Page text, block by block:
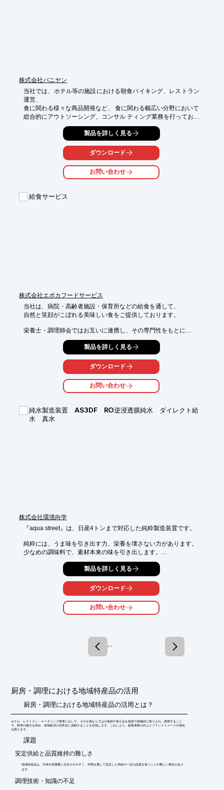
株式会社バニヤン
当社では、ホテル等の施設における朝食バイキング、レストラン
運営、
食に関わる様々な商品開発など、 食に関わる幅広い分野において
総合的にアウトソーシング、コンサル ティング業務を行っており
他と差別化した消費者満足度の高い魅力あるサービス提供を目指
しております。
ご要望の際はお気軽にお問い合わせください。
■「パン」「サラダ」「スープ」の3品で、他ホテルの朝食と差別
■食材、鮮度、彩り、調理方法に徹底的にこだわり、「また食べ
製品を詳しく見る
ダウンロード
お問い合わせ
給食サービス
株式会社エポカフードサービス
当社は、病院・高齢者施設・保育所などの給食を通して、
自然と笑顔がこぼれる美味しい食をご提供しております。
栄養士・調理師会ではお互いに連携し、その専門性をもとに
現場の業務改善、メニューや商品開発を実施。
また、調理した食事を急速冷却し、チルド状態で保存し、専用の
食事の提供時間に合わせて加熱するニュークックチルなどのシス
導入しています。
■病院給食サービス
■保育園給食サービス
製品を詳しく見る
ダウンロード
お問い合わせ
純水製造装置 AS3DF RO逆浸透膜純水 ダイレクト給
水 真水
株式会社環境向学
『aqua street』は、日産4トンまで対応した純粋製造装置です。
純粋には、うま味を引き出す力、栄養を壊さない力があります。
少なめの調味料で、素材本来の味を引き出します。
食物繊維を硬化させる鉱物質や塩素を取り除いてあるため、ふっ
自然な甘みのあるおいしいご飯が炊けます。
■場所をとらないコンパクトタイプ
（本機は給水量によりフィルターの交換が必要）
■少なめの調味料で、素材本来の味を引き出す
製品を詳しく見る
ダウンロード
お問い合わせ
1 / 1
厨房・調理における地域特産品の活用
厨房・調理における地域特産品の活用とは？
ホテル・レストラン・ケータリング業界において、その土地ならではの食材や加工品を厨房で積極的に取り入れ、調理すること
で、料理の魅力を高め、地域経済の活性化に貢献することを目指します。これにより、顧客体験の向上とブランドイメージの強化
を図ります。
​課題
安定供給と品質維持の難しさ
地域特産品は、天候や収穫量に左右されやすく、年間を通じて安定した供給や一定の品質を保つことが難しい場合があり
ます。
調理技術・知識の不足